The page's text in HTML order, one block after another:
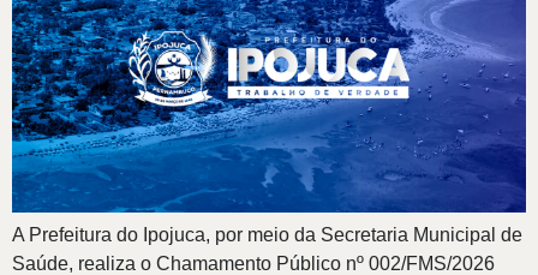
A Prefeitura do Ipojuca, por meio da Secretaria Municipal de
Saúde, realiza o Chamamento Público nº 002/FMS/2026